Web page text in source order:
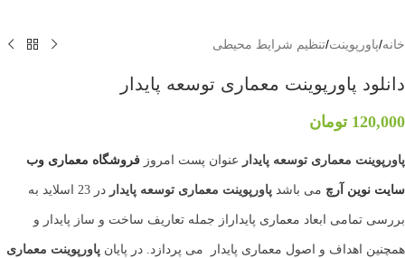
خانه/پاورپوینت/تنظیم شرایط محیطی
دانلود پاورپوینت معماری توسعه پایدار
120,000 تومان
پاورپوینت معماری توسعه پایدار عنوان پست امروز فروشگاه معماری وب
سایت نوین آرچ می باشد پاورپوینت معماری توسعه پایدار در 23 اسلاید به
بررسی تمامی ابعاد معماری پایداراز جمله تعاریف ساخت و ساز پایدار و
همچنین اهداف و اصول معماری پایدار می پردازد. در پایان پاورپوینت معماری